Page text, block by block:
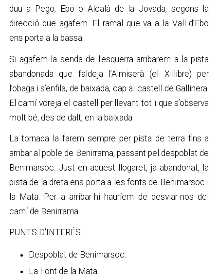
duu a Pego, Ebo o Alcalà de la Jovada, segons la
direcció que agafem. El ramal que va a la Vall d’Ebo
ens porta a la bassa.
Si agafem la senda de l'esquerra arribarem a la pista
abandonada que faldeja l’Almiserà (el Xillibre) per
l’obaga i s’enfila, de baixada, cap al castell de Gallinera.
El camí voreja el castell per llevant tot i que s’observa
molt bé, des de dalt, en la baixada.
La tornada la farem sempre per pista de terra fins a
arribar al poble de Benirrama, passant pel despoblat de
Benimarsoc. Just en aquest llogaret, ja abandonat, la
pista de la dreta ens porta a les fonts de Benimarsoc i
la Mata. Per a arribar-hi hauríem de desviar-nos del
camí de Benirrama.
PUNTS D'INTERÉS
Despoblat de Benimarsoc.
La Font de la Mata.